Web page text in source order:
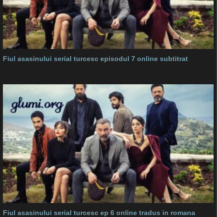
Fiul asasinului serial turcesc episodul 7 online subtitrat
Fiul asasinului serial turcesc ep 6 online tradus in romana